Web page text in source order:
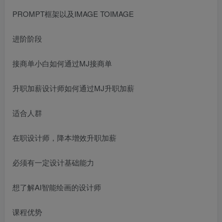
PROMPT框架以及IMAGE TOIMAGE
进阶阶段
接商单小白如何通过MJ接商单
升职加薪设计师如何通过MJ升职加薪
适合人群
在职设计师，降本增效升职加薪
必须有一定设计基础能力
想了解AI智能绘画的设计师
课程优势